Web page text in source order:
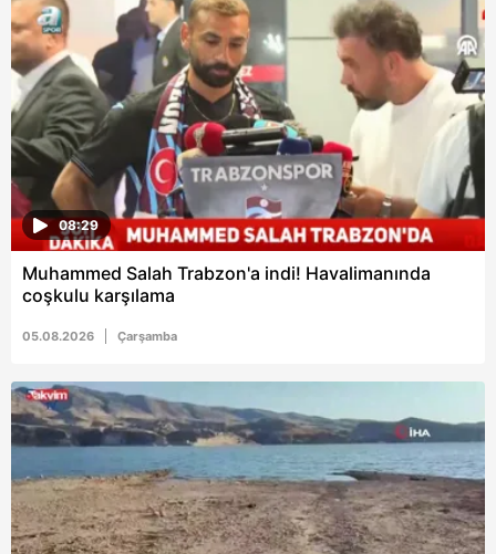
6698 sayılı Kişisel Verilerin Korunması Kanunu uyarınca
hazırlanmış Aydınlatma Metnimizi okumak ve sitemizde
ilgili mevzuata uygun olarak kullanılan çerezlerle ilgili bilgi
almak için lütfen tıklayınız.
08:29
Muhammed Salah Trabzon'a indi! Havalimanında
coşkulu karşılama
05.08.2026 Çarşamba